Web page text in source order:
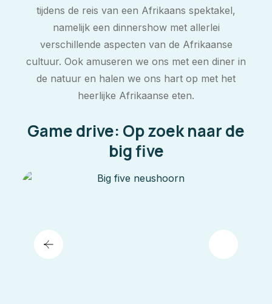
tijdens de reis van een Afrikaans spektakel,
namelijk een dinnershow met allerlei
verschillende aspecten van de Afrikaanse
cultuur. Ook amuseren we ons met een diner in
de natuur en halen we ons hart op met het
heerlijke Afrikaanse eten.
Game drive: Op zoek naar de
big five